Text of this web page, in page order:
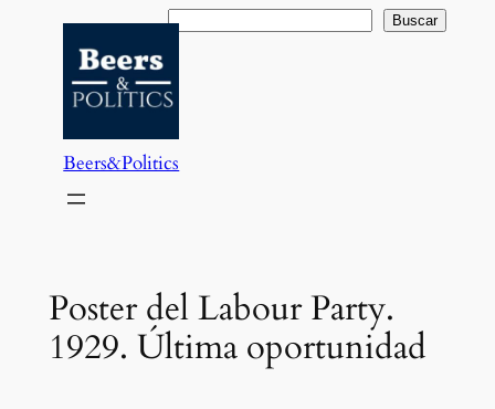
contenido
Buscar Buscar
Beers&Politics
Poster del Labour Party.
1929. Última oportunidad